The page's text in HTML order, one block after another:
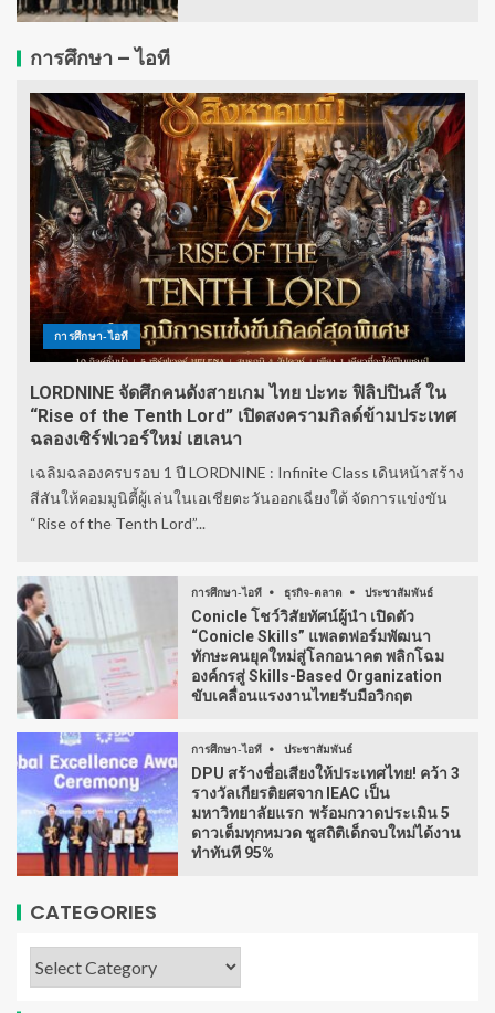
การศึกษา – ไอที
การศึกษา-ไอที
LORDNINE จัดศึกคนดังสายเกม ไทย ปะทะ ฟิลิปปินส์ ใน
“Rise of the Tenth Lord” เปิดสงครามกิลด์ข้ามประเทศ
ฉลองเซิร์ฟเวอร์ใหม่ เฮเลนา
เฉลิมฉลองครบรอบ 1 ปี LORDNINE : Infinite Class เดินหน้าสร้าง
สีสันให้คอมมูนิตี้ผู้เล่นในเอเชียตะวันออกเฉียงใต้ จัดการแข่งขัน
“Rise of the Tenth Lord”...
การศึกษา-ไอที ธุรกิจ-ตลาด ประชาสัมพันธ์
Conicle โชว์วิสัยทัศน์ผู้นำ เปิดตัว
“Conicle Skills” แพลตฟอร์มพัฒนา
ทักษะคนยุคใหม่สู่โลกอนาคต พลิกโฉม
องค์กรสู่ Skills-Based Organization
ขับเคลื่อนแรงงานไทยรับมือวิกฤต
การศึกษา-ไอที ประชาสัมพันธ์
DPU สร้างชื่อเสียงให้ประเทศไทย! คว้า 3
รางวัลเกียรติยศจาก IEAC เป็น
มหาวิทยาลัยแรก พร้อมกวาดประเมิน 5
ดาวเต็มทุกหมวด ชูสถิติเด็กจบใหม่ได้งาน
ทำทันที 95%
CATEGORIES